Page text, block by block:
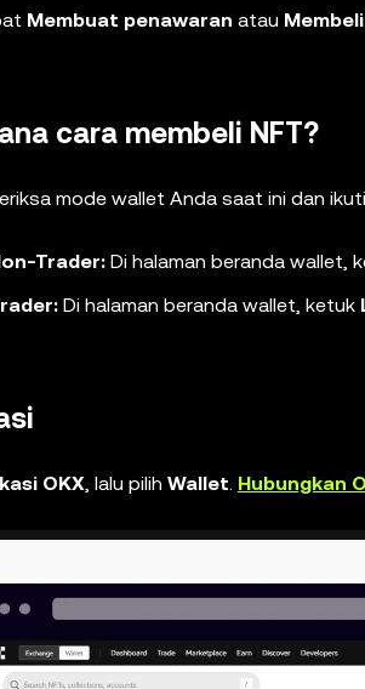
Membuat penawaran atau Membeli
cara membeli NFT?
mode wallet Anda saat ini dan
Trader: Di halaman beranda wallet,
Di halaman beranda wallet, ketuk
OKX, lalu pilih Wallet. Hubungkan